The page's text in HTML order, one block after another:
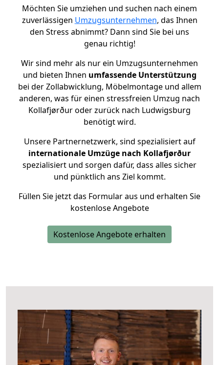
Möchten Sie umziehen und suchen nach einem
zuverlässigen Umzugsunternehmen, das Ihnen
den Stress abnimmt? Dann sind Sie bei uns
genau richtig!
Wir sind mehr als nur ein Umzugsunternehmen
und bieten Ihnen umfassende Unterstützung
bei der Zollabwicklung, Möbelmontage und allem
anderen, was für einen stressfreien Umzug nach
Kollafjørður oder zurück nach Ludwigsburg
benötigt wird.
Unsere Partnernetzwerk, sind spezialisiert auf
internationale Umzüge nach Kollafjørður
spezialisiert und sorgen dafür, dass alles sicher
und pünktlich ans Ziel kommt.
Füllen Sie jetzt das Formular aus und erhalten Sie
kostenlose Angebote
Kostenlose Angebote erhalten